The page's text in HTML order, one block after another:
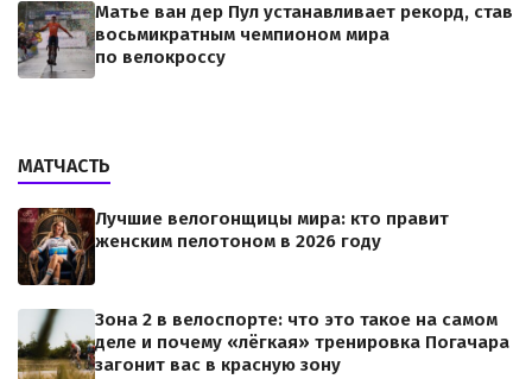
Матье ван дер Пул устанавливает рекорд, став
восьмикратным чемпионом мира
по велокроссу
МАТЧАСТЬ
Лучшие велогонщицы мира: кто правит
женским пелотоном в 2026 году
Зона 2 в велоспорте: что это такое на самом
деле и почему «лёгкая» тренировка Погачара
загонит вас в красную зону